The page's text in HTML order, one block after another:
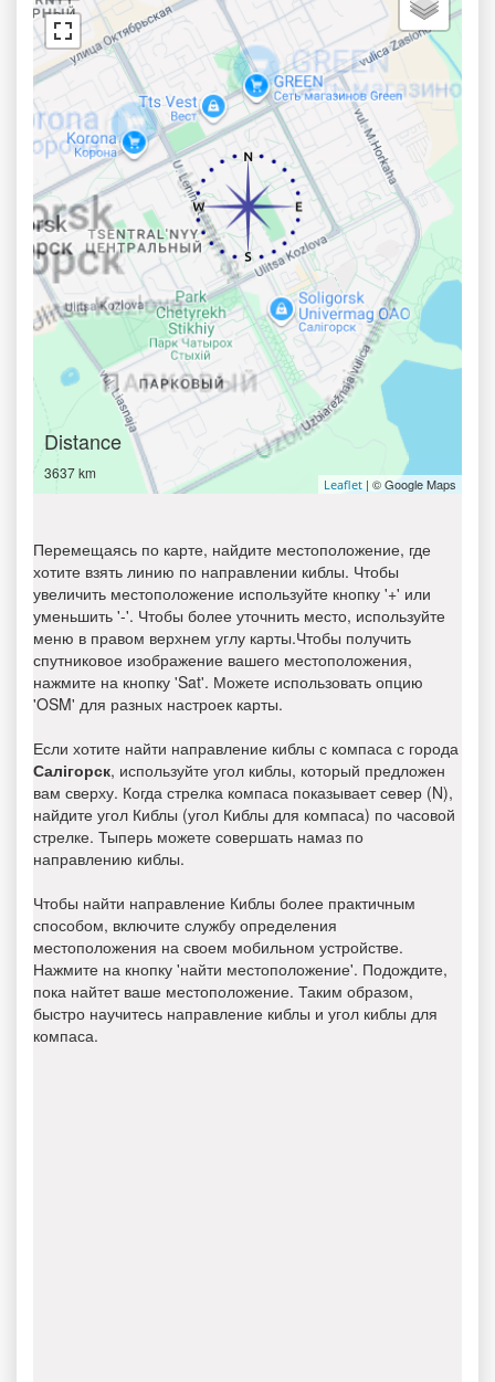
Distance
3637 km
Leaflet | © Google Maps
Перемещаясь по карте, найдите местоположение, где
хотите взять линию по направлении киблы. Чтобы
увеличить местоположение используйте кнопку '+' или
уменьшить '-'. Чтобы более уточнить место, используйте
меню в правом верхнем углу карты.Чтобы получить
спутниковое изображение вашего местоположения,
нажмите на кнопку 'Sat'. Можете использовать опцию
'OSM' для разных настроек карты.
Если хотите найти направление киблы с компаса с города
Салігорск, используйте угол киблы, который предложен
вам сверху. Когда стрелка компаса показывает север (N),
найдите угол Киблы (угол Киблы для компаса) по часовой
стрелке. Тыперь можете совершать намаз по
направлению киблы.
Чтобы найти направление Киблы более практичным
способом, включите службу определения
местоположения на своем мобильном устройстве.
Нажмите на кнопку 'найти местоположение'. Подождите,
пока найтет ваше местоположение. Таким образом,
быстро научитесь направление киблы и угол киблы для
компаса.